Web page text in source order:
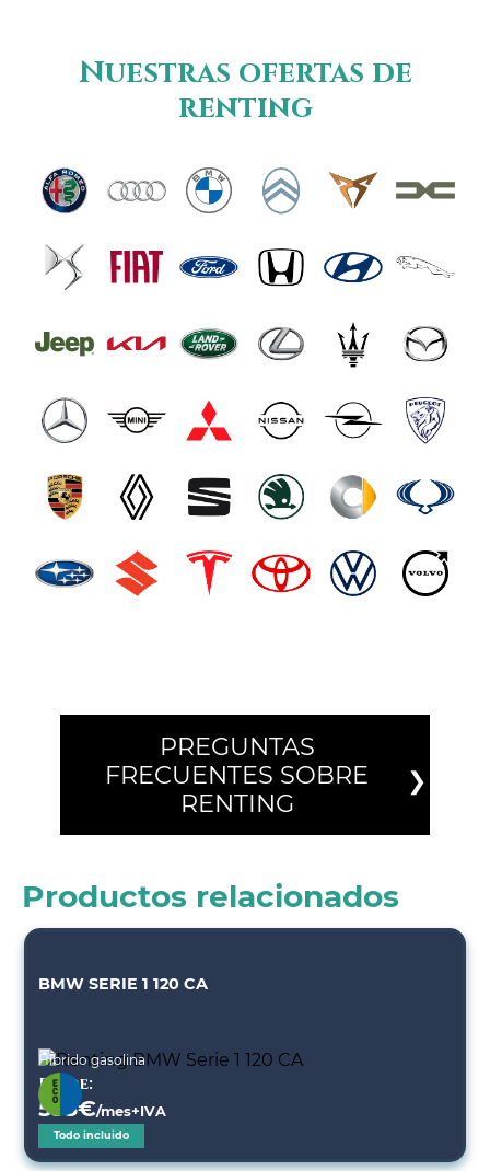
Nuestras ofertas de
renting
PREGUNTAS
FRECUENTES SOBRE
RENTING
Productos relacionados
BMW SERIE 1 120 CA
Híbrido gasolina
Desde:
553€/mes+IVA
Todo incluido